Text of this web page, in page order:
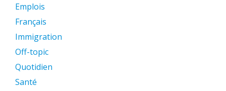
Emplois
Français
Immigration
Off-topic
Quotidien
Santé